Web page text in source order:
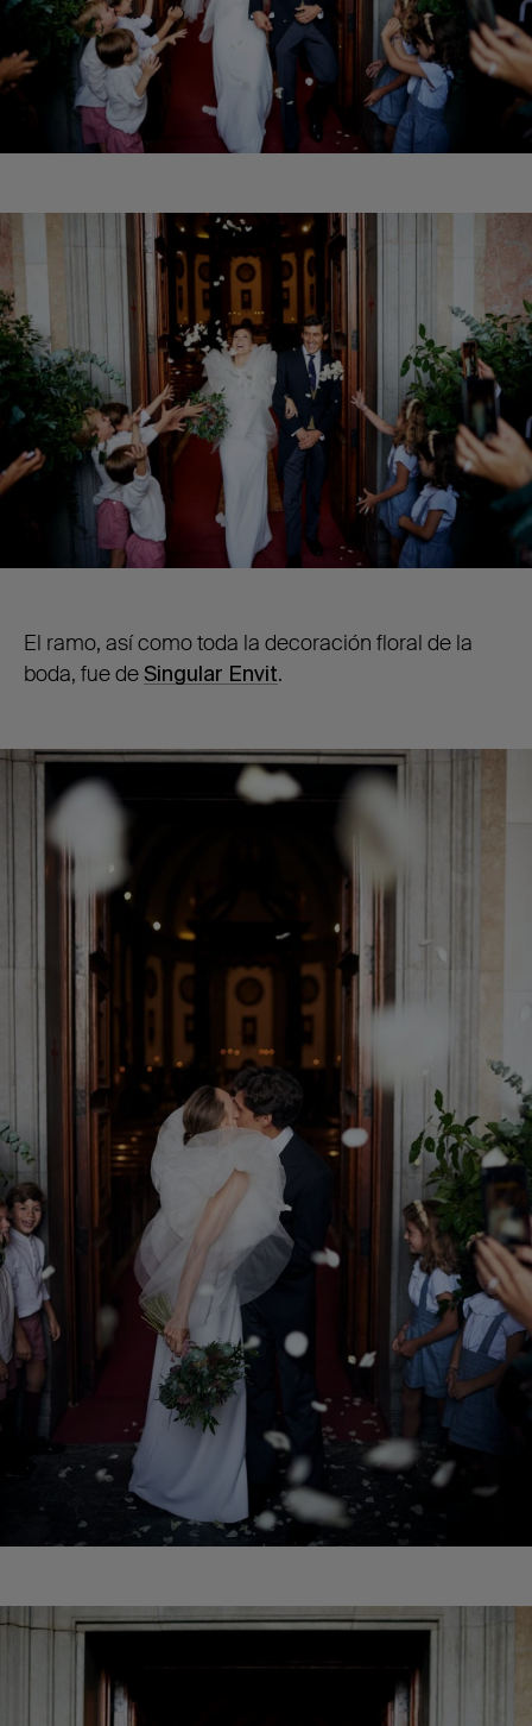
El ramo, así como toda la decoración floral de la
boda, fue deSingular Envit.